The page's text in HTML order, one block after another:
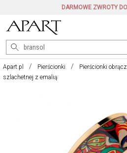
DARMOWE ZWROTY
Apart.pl Pierścionki Pierścionki
szlachetnej z emalią